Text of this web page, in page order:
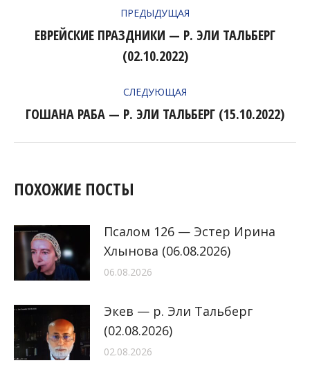
ПО
ПРЕДЫДУЩАЯ
Предыдущая
запись:
ЕВРЕЙСКИЕ ПРАЗДНИКИ — Р. ЭЛИ ТАЛЬБЕРГ
(02.10.2022)
СЛЕДУЮЩАЯ
Следующая
ГОШАНА РАБА — Р. ЭЛИ ТАЛЬБЕРГ (15.10.2022)
ПОХОЖИЕ ПОСТЫ
Псалом 126 — Эстер Ирина
Хлынова (06.08.2026)
06.08.2026
Экев — р. Эли Тальберг
(02.08.2026)
02.08.2026